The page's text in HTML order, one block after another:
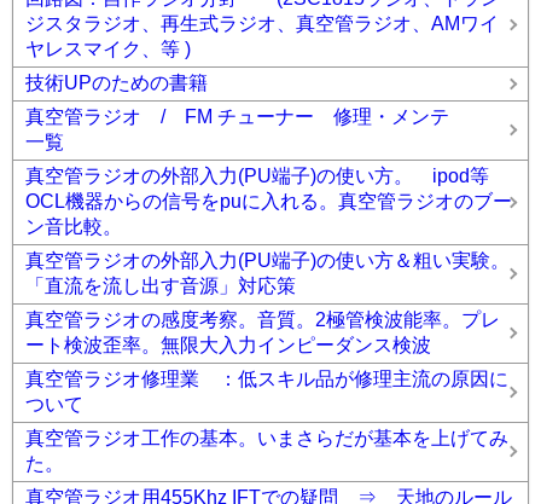
ジスタラジオ、再生式ラジオ、真空管ラジオ、AMワイ
ヤレスマイク、等 )
技術UPのための書籍
真空管ラジオ / FM チューナー 修理・メンテ
一覧
真空管ラジオの外部入力(PU端子)の使い方。 ipod等
OCL機器からの信号をpuに入れる。真空管ラジオのブー
ン音比較。
真空管ラジオの外部入力(PU端子)の使い方＆粗い実験。
「直流を流し出す音源」対応策
真空管ラジオの感度考察。音質。2極管検波能率。プレ
ート検波歪率。無限大入力インピーダンス検波
真空管ラジオ修理業 ：低スキル品が修理主流の原因に
ついて
真空管ラジオ工作の基本。いまさらだが基本を上げてみ
た。
真空管ラジオ用455Khz IFTでの疑問 ⇒ 天地のルール